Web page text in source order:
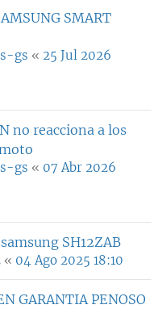
SMART
gs « 25 Jul 2026
no reacciona a los
gs « 07 Abr 2026
SH12ZAB
« 04 Ago 2025 18:10
GARANTIA PENOSO